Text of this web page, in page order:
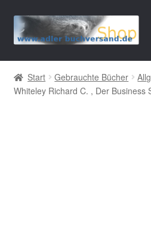
Zur
Navigation
Zum
Inhalt
AGB
Widerrufsbelehrung
Start Gebrauchte Bücher
Whiteley Richard C. , Der Business